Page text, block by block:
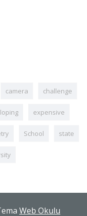
camera challenge
expensive
School state
Web Okulu